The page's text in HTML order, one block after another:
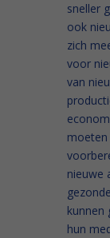
sneller
ook
zich
voor
van
moeten
nieuwe
kunnen
hun